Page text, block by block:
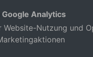
Analytics
Website-Nutzung und